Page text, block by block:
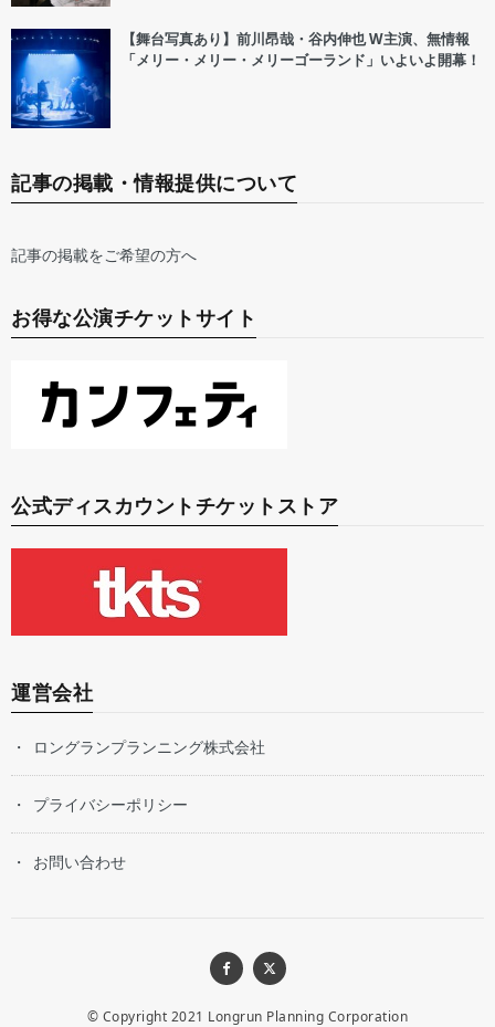
【舞台写真あり】前川昂哉・谷内伸也 W主演、無情報
「メリー・メリー・メリーゴーランド」いよいよ開幕！
記事の掲載・情報提供について
記事の掲載をご希望の方へ
お得な公演チケットサイト
公式ディスカウントチケットストア
運営会社
ロングランプランニング株式会社
プライバシーポリシー
お問い合わせ
© Copyright 2021 Longrun Planning Corporation